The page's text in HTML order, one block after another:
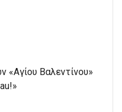
«Αγίου Βαλεντίνου»